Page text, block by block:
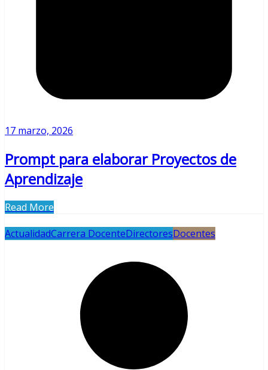
17 marzo, 2026
Prompt para elaborar Proyectos de
Aprendizaje
Read More
ActualidadCarrera DocenteDirectoresDocentes